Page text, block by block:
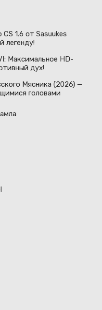
1.6 от Sasuukes
легенду!
Максимальное HD-
дух!
Мясника (2026) —
головами